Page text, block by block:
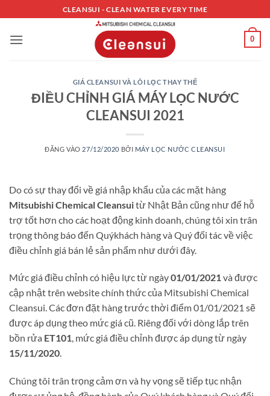
qua
nội
CLEANSUI - CLEAN WATER EVERY TIME
0
GIÁ CLEANSUI VÀ LÕI LỌC THAY THẾ
ĐIỀU CHỈNH GIÁ MÁY LỌC NƯỚC
CLEANSUI 2021
ĐĂNG VÀO 27/12/2020 BỞI MÁY LỌC NƯỚC CLEANSUI
Do có sự thay đổi về giá nhập khẩu của các mặt hàng
Mitsubishi Chemical Cleansuitừ Nhật Bản cũng như để hỗ
trợ tốt hơn cho các hoạt động kinh doanh, chúng tôi xin trân
trọng thông báo đến Quýkhách hàng và Quý đối tác về việc
điều chỉnh giá bán lẻ sản phẩm như dưới đây.
Mức giá điều chỉnh có hiệu lực từ ngày01/01/2021và được
cập nhật trên website chính thức của Mitsubishi Chemical
Cleansui. Các đơn đặt hàng trước thời điểm 01/01/2021 sẽ
được áp dụng theo mức giá cũ. Riêng đối với dòng lắp trên
bồn rửa ET101, mức giá điều chỉnh được áp dụng từ ngày
15/11/2020.
Chúng tôi trân trọng cảm ơn và hy vọng sẽ tiếp tục nhận